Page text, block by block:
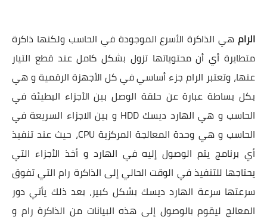
الرام هي الذاكرة الأسرع الموجودة في الحاسب ولكنها ذاكرة
متطايرة أي أن محتوياتها تزول بشكل كامل عند قطع التيار
عنها، وتعتبر الرام جزء أساسي في كل الأجهزة الرقمية و هي
بكل بساطة عبارة عن حلقة الوصل بين الأجزاء البطيئة في
الحاسب و هي الهارد ديسك HDD و بين الاجزاء السريعة في
الحاسب و هي وحدة المعالجة المركزية CPU، حيث عند تنفيذ
أي برنامج يتم الوصول إليه في الهارد و أخذ الأجزاء التي
يحتاجها للتنفيذ في الوقت الحالي إلى الذاكرة رام التي تفوق
سرعتها سرعة الهارد ديسك بشكل كبير، بعد ذلك يأتي دور
المعالج ليقوم بالوصول إلى هذه البيانات من الذاكرة رام و